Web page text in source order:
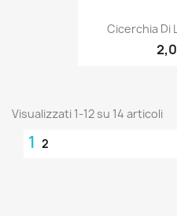
Cicerchia Di
Visualizzati 1-12 su 14 articoli
1 2